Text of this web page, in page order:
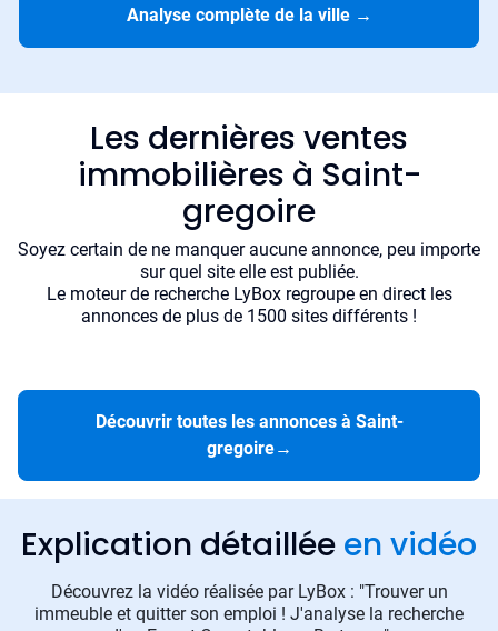
Analyse complète de la ville →
Les dernières ventes
immobilières à Saint-
gregoire
Soyez certain de ne manquer aucune annonce, peu importe
sur quel site elle est publiée.
Le moteur de recherche LyBox regroupe en direct les
annonces de plus de 1500 sites différents !
Découvrir toutes les annonces à Saint-
gregoire→
Explication détaillée en vidéo
Découvrez la vidéo réalisée par LyBox : "Trouver un
immeuble et quitter son emploi ! J'analyse la recherche